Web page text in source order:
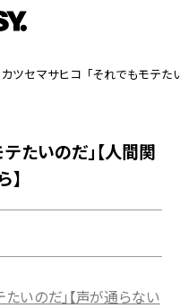
カツセマサヒコ「それでもモテ
たいのだ」【人間関
いのだ」【声が通らない